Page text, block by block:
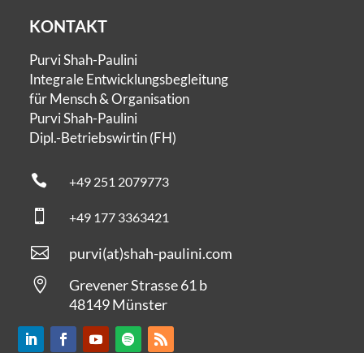
KONTAKT
Purvi Shah-Paulini
Integrale Entwicklungsbegleitung
für Mensch & Organisation
Purvi Shah-Paulini
Dipl.-Betriebswirtin (FH)
 +49 251 2079773
 +49 177 3363421
 purvi(at)shah-paulini.com

Grevener Strasse 61 b
48149 Münster